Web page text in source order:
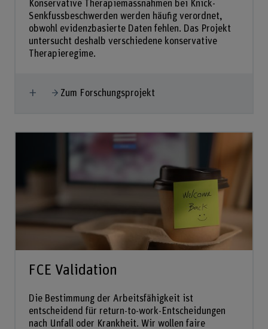
Konservative Therapiemassnahmen bei Knick-
Senkfussbeschwerden werden häufig verordnet,
obwohl evidenzbasierte Daten fehlen. Das Projekt
untersucht deshalb verschiedene konservative
Therapieregime.
Mehr anzeigen
Zum Forschungsprojekt
FCE Validation
Die Bestimmung der Arbeitsfähigkeit ist
entscheidend für return-to-work-Entscheidungen
nach Unfall oder Krankheit. Wir wollen faire